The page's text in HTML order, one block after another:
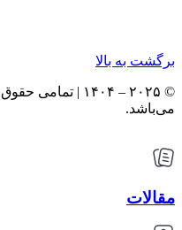
برگشت به بالا
© ۲۰۲۵ – ۱۴۰۴ |
می‌باشد.
مقالات